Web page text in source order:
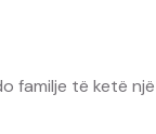
familje të ketë një